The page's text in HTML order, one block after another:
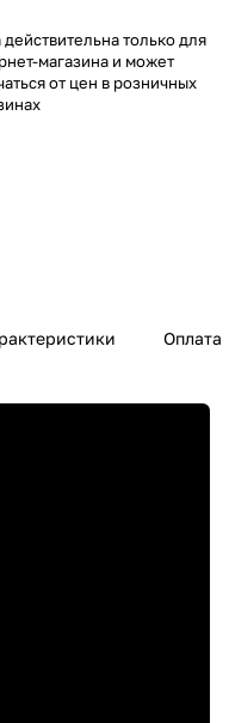
только для
магазина и может
от цен в розничных
Оплата